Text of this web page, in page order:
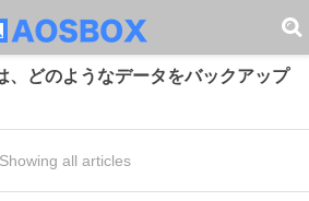
、どのようなデータをバックアップ
Showing all articles